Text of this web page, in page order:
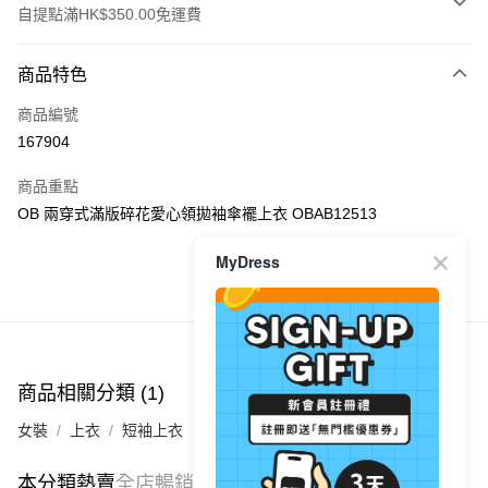
自提點滿HK$350.00免運費
信用卡
Apple Pay
PayMe
每筆HK$40.00，滿HK$350.00或以上免運費
付款後順豐站及營業點
每筆HK$40.00，滿HK$350.00或以上免運費
付款後順豐合作便利店
商品特色
商品編號
167904
商品重點
OB 兩穿式滿版碎花愛心領拋袖傘襬上衣 OBAB12513
商品推薦
商品相關分類 (1)
女裝 上衣 短袖上衣
本分類熱賣全店暢銷排行
MyDress